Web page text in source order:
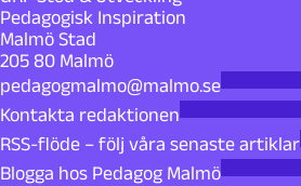
Pedagogisk Inspiration
Malmö Stad
205 80 Malmö
pedagogmalmo@malmo.se
Kontakta redaktionen
RSS-flöde – följ våra senaste artiklar
Blogga hos Pedagog Malmö